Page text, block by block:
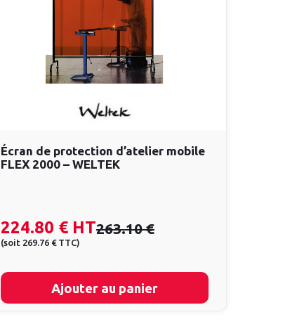
Écran de protection d’atelier mobile
FLEX 2000 – WELTEK
224.80 € HT263.10 €
(soit 269.76 € TTC)
Ajouter au panier